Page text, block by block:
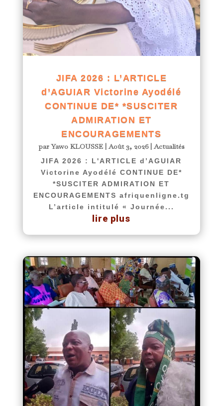
JIFA 2026 : L’ARTICLE
d’AGUIAR Victorine Ayodélé
CONTINUE DE* *SUSCITER
ADMIRATION ET
ENCOURAGEMENTS
parYawo KLOUSSE|Août 3, 2026|Actualités
JIFA 2026 : L'ARTICLE d’AGUIAR
Victorine Ayodélé CONTINUE DE*
*SUSCITER ADMIRATION ET
ENCOURAGEMENTS afriquenligne.tg
L’article intitulé « Journée...
lire plus